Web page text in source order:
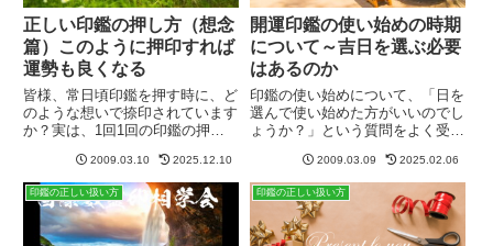
正しい印鑑の押し方（想念
篇）このように押印すれば
運勢も良くなる
皆様、常日頃印鑑を押す時に、ど
のような想いで捺印されています
か？実は、1回1回の印鑑の押し
ものです。押印する時の想念が開
運印鑑に宿る印鑑を押すたびに、
使用者の【想い】と【気】が印鑑
の体内に蓄積されていきます。
捺...
2009.03.10 2025.12.10
開運印鑑の使い始めの時期
について～吉日を選ぶ必要
はあるのか
印鑑の使い始めについて、「日を
選んで使い始めた方がいいのでし
ょうか？」という質問をよく受け
すので、使い初めの作法とか、使
い初めの日取り（吉日）なんか
を、皆さん気になさるようです。
でもこれって非常に日本的な考え
方...
2009.03.09 2025.02.06
印鑑の正しい扱い方 印鑑の正しい扱い方